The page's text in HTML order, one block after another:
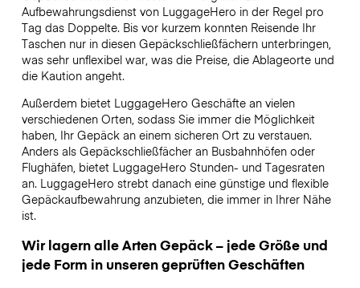
Aufbewahrungsdienst von LuggageHero in der Regel pro
Tag das Doppelte. Bis vor kurzem konnten Reisende Ihr
Taschen nur in diesen Gepäckschließfächern unterbringen,
was sehr unflexibel war, was die Preise, die Ablageorte und
die Kaution angeht.
Außerdem bietet LuggageHero Geschäfte an vielen
verschiedenen Orten, sodass Sie immer die Möglichkeit
haben, Ihr Gepäck an einem sicheren Ort zu verstauen.
Anders als Gepäckschließfächer an Busbahnhöfen oder
Flughäfen, bietet LuggageHero Stunden- und Tagesraten
an. LuggageHero strebt danach eine günstige und flexible
Gepäckaufbewahrung anzubieten, die immer in Ihrer Nähe
ist.
Wir lagern alle Arten Gepäck – jede Größe und
jede Form in unseren geprüften Geschäften